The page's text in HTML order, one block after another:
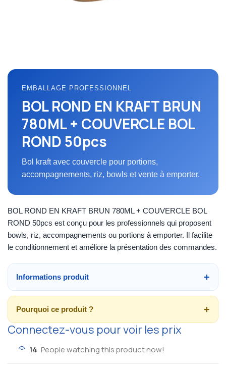
EMBALLAGE PROFESSIONNEL
BOL ROND EN KRAFT BRUN
780ML + COUVERCLE BOL
ROND 50pcs
Bol kraft avec couvercle pour portions,
accompagnements, riz, bowls et vente à emporter.
BOL ROND EN KRAFT BRUN 780ML + COUVERCLE BOL
ROND 50pcs est conçu pour les professionnels qui proposent
bowls, riz, accompagnements ou portions à emporter. Il facilite
le conditionnement et améliore la présentation des commandes.
Informations produit
Pourquoi ce produit ?
Connectez-vous pour voir les prix
14 People watching this product now!